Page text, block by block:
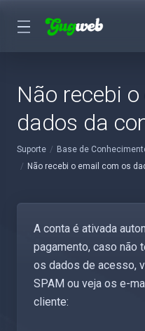
Não recebi
dados da
Suporte Base de
Não recebi o email com os
A conta é ativada
pagamento, caso não
os dados de acesso,
SPAM ou veja os e-
cliente: